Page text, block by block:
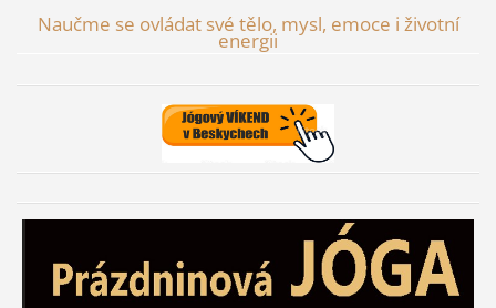
Naučme se ovládat své tělo, mysl, emoce i životní
energii